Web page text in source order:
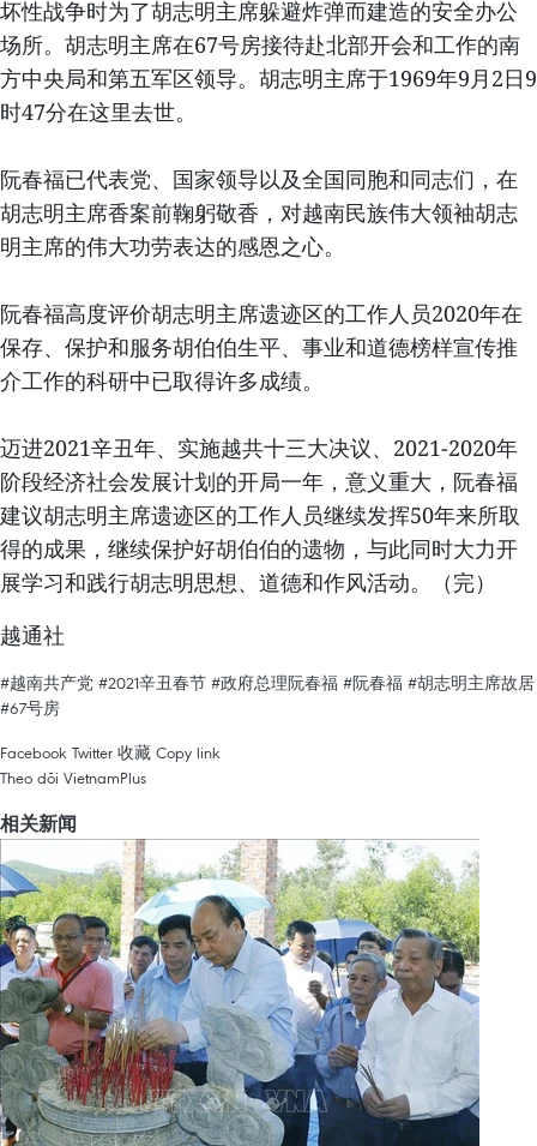
坏性战争时为了胡志明主席躲避炸弹而建造的安全办公
场所。胡志明主席在67号房接待赴北部开会和工作的南
方中央局和第五军区领导。胡志明主席于1969年9月2日9
时47分在这里去世。
阮春福已代表党、国家领导以及全国同胞和同志们，在
胡志明主席香案前鞠躬敬香，对越南民族伟大领袖胡志
明主席的伟大功劳表达的感恩之心。
阮春福高度评价胡志明主席遗迹区的工作人员2020年在
保存、保护和服务胡伯伯生平、事业和道德榜样宣传推
介工作的科研中已取得许多成绩。
迈进2021辛丑年、实施越共十三大决议、2021-2020年
阶段经济社会发展计划的开局一年，意义重大，阮春福
建议胡志明主席遗迹区的工作人员继续发挥50年来所取
得的成果，继续保护好胡伯伯的遗物，与此同时大力开
展学习和践行胡志明思想、道德和作风活动。（完）
越通社
#越南共产党 #2021辛丑春节 #政府总理阮春福 #阮春福 #胡志明主席故居
#67号房
Facebook Twitter 收藏 Copy link
Theo dõi VietnamPlus
相关新闻